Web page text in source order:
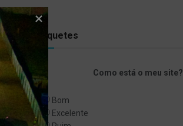
Enquetes
Como está o meu site?
Bom
Excelente